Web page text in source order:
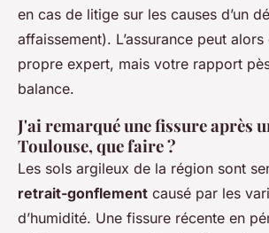
en cas de litige sur les causes d’un
affaissement). L’assurance peut
propre expert, mais votre rapport
balance.
J'ai remarqué une fissure après
Toulouse, que faire ?
Les sols argileux de la région sont
retrait-gonflement causé par les
d’humidité. Une fissure récente en